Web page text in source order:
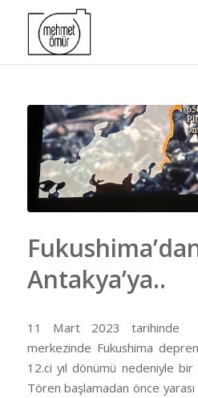
Antakya’ya..
11 Mart 2023 tarihinde
merkezinde Fukushima
12.ci yıl dönümü nedeniyle
Tören başlamadan önce